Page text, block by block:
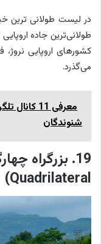
طولانی‌ترین جاده
کشورهای اروپایی نروژ،
می‌گذرد.
معرفی 11
شنوندگان
Quadrilateral)